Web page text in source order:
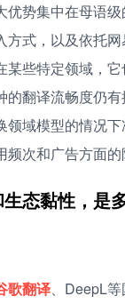
优势集中在母语
方式，以及依托
某些特定领域，
的翻译流畅度仍
领域模型的情况
次和广告方面的
态黏性，是
歌翻译、DeepL